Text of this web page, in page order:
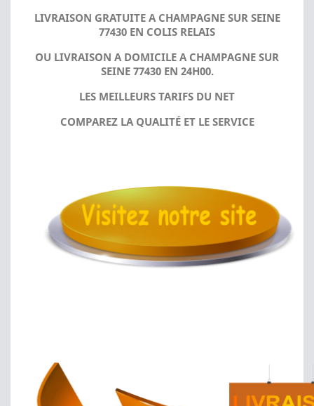
LIVRAISON GRATUITE A CHAMPAGNE SUR SEINE
77430 EN COLIS RELAIS
OU LIVRAISON A DOMICILE A CHAMPAGNE SUR
SEINE 77430 EN 24H00.
LES MEILLEURS TARIFS DU NET
COMPAREZ LA QUALITÉ ET LE SERVICE